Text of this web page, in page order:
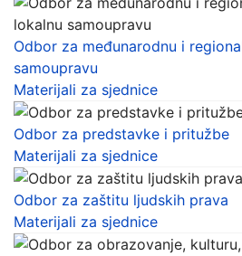
Odbor za međunarodnu i
samoupravu
Materijali za sjednice
Odbor za predstavke i pritužbe
Materijali za sjednice
Odbor za zaštitu ljudskih prava
Materijali za sjednice